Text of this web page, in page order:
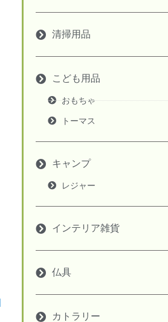
清掃用品
こども用品
おもちゃ
トーマス
キャンプ
レジャー
インテリア雑貨
仏具
カトラリー